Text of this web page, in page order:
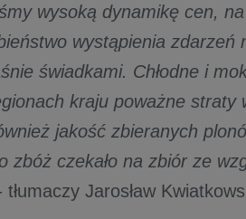
wysoką dynamikę cen,
wystąpienia
świadkami. Chłodne i
kraju poważne straty
jakość zbieranych
zbóż czekało na zbiór ze
tłumaczy Jarosław